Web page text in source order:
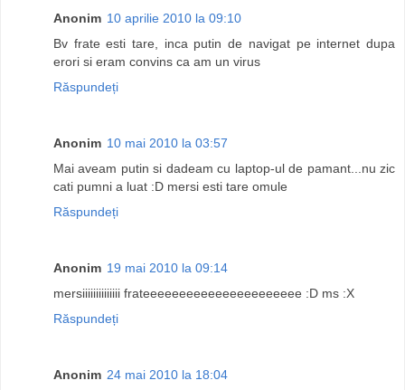
Anonim 10 aprilie 2010 la 09:10
Bv frate esti tare, inca putin de navigat pe internet dupa
erori si eram convins ca am un virus
Răspundeți
Anonim 10 mai 2010 la 03:57
Mai aveam putin si dadeam cu laptop-ul de pamant...nu zic
cati pumni a luat :D mersi esti tare omule
Răspundeți
Anonim 19 mai 2010 la 09:14
mersiiiiiiiiiiiiii frateeeeeeeeeeeeeeeeeeeeee :D ms :X
Răspundeți
Anonim 24 mai 2010 la 18:04